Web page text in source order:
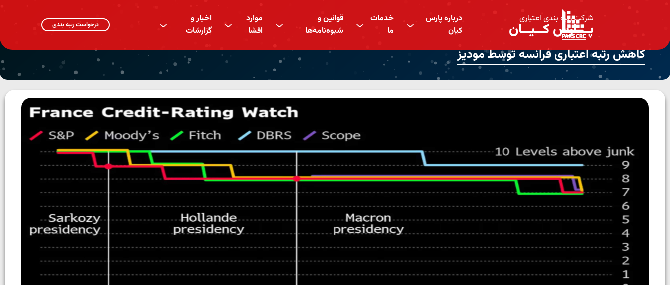
شرکت رتبه بندی اعتباری
پـــارس کــیــان
درباره پارس
کیان
^
خدمات
ما
^
قوانین و
شیوه‌نامه‌ها
^
موارد
افشا
^
اخبار و
گزارشات
^ درخواست رتبه بندی
کاهش رتبه اعتباری فرانسه توسط مودیز